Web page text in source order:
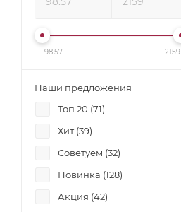
98.57 2159
Наши предложения
Топ 20 (71)
Хит (39)
Советуем (32)
Новинка (128)
Акция (42)